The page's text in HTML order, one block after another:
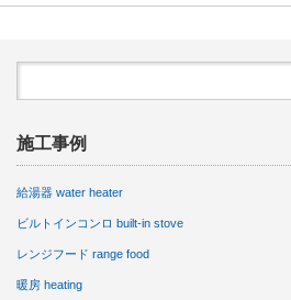
施工事例
給湯器 water heater
ビルトインコンロ built-in stove
レンジフード range food
暖房 heating